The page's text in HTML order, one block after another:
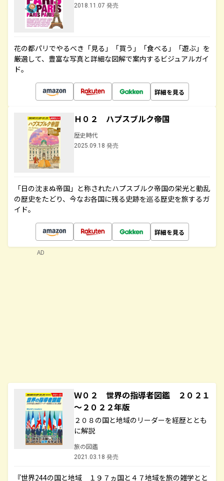
2018.11.07 発売
花の都パリでやるべき「見る」「買う」「食べる」「遊ぶ」を
厳選して、豊富な写真と詳細な図解で案内するビジュアルガイ
ド。
詳細を見る
Ｈ０２ ハプスブルク帝国
歴史時代
2025.09.18 発売
「日の沈まぬ帝国」と称されたハプスブルク帝国の栄光と動乱
の歴史をたどり、今なお各国に残る史跡を巡る歴史を旅するガ
イド。
詳細を見る
Ｗ０２ 世界の指導者図鑑 ２０２１
～２０２２年版
２０８の国と地域のリーダーを経歴ととも
に解説
旅の図鑑
2021.03.18 発売
『世界244の国と地域 １９７ヵ国と４７地域を旅の雑学とと
AD